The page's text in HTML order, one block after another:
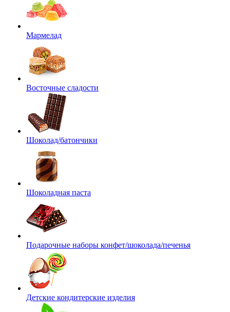
Мармелад
Восточные сладости
Шоколад/батончики
Шоколадная паста
Подарочные наборы конфет/шоколада/печенья
Детские кондитерские изделия